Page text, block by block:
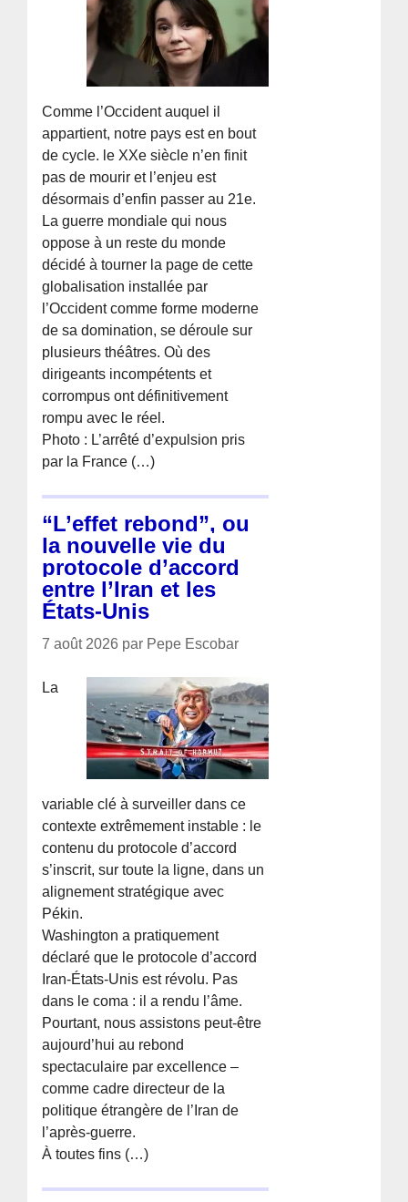
Comme l’Occident auquel il
appartient, notre pays est en bout
de cycle. le XXe siècle n’en finit
pas de mourir et l’enjeu est
désormais d’enfin passer au 21e.
La guerre mondiale qui nous
oppose à un reste du monde
décidé à tourner la page de cette
globalisation installée par
l’Occident comme forme moderne
de sa domination, se déroule sur
plusieurs théâtres. Où des
dirigeants incompétents et
corrompus ont définitivement
rompu avec le réel.
Photo : L’arrêté d’expulsion pris
par la France (…)
“L’effet rebond”, ou
la nouvelle vie du
protocole d’accord
entre l’Iran et les
États-Unis
7 août 2026 par Pepe Escobar
La
variable clé à surveiller dans ce
contexte extrêmement instable : le
contenu du protocole d’accord
s’inscrit, sur toute la ligne, dans un
alignement stratégique avec
Pékin.
Washington a pratiquement
déclaré que le protocole d’accord
Iran-États-Unis est révolu. Pas
dans le coma : il a rendu l’âme.
Pourtant, nous assistons peut-être
aujourd’hui au rebond
spectaculaire par excellence –
comme cadre directeur de la
politique étrangère de l’Iran de
l’après-guerre.
À toutes fins (…)